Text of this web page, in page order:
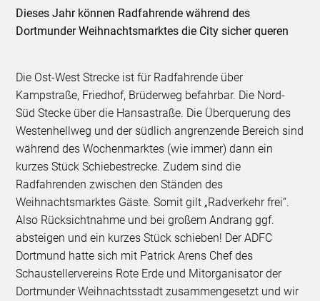
Dieses Jahr können Radfahrende während des
Dortmunder Weihnachtsmarktes die City sicher queren
Die Ost-West Strecke ist für Radfahrende über
Kampstraße, Friedhof, Brüderweg befahrbar. Die Nord-
Süd Stecke über die Hansastraße. Die Überquerung des
Westenhellweg und der südlich angrenzende Bereich sind
während des Wochenmarktes (wie immer) dann ein
kurzes Stück Schiebestrecke. Zudem sind die
Radfahrenden zwischen den Ständen des
Weihnachtsmarktes Gäste. Somit gilt „Radverkehr frei“.
Also Rücksichtnahme und bei großem Andrang ggf.
absteigen und ein kurzes Stück schieben! Der ADFC
Dortmund hatte sich mit Patrick Arens Chef des
Schaustellervereins Rote Erde und Mitorganisator der
Dortmunder Weihnachtsstadt zusammengesetzt und wir